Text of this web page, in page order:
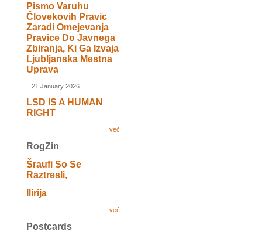
Pismo Varuhu
Človekovih Pravic
Zaradi Omejevanja
Pravice Do Javnega
Zbiranja, Ki Ga Izvaja
Ljubljanska Mestna
Uprava
...21 January 2026...
LSD IS A HUMAN
RIGHT
več
RogZin
Šraufi So Se
Raztresli,
Ilirija
več
Postcards